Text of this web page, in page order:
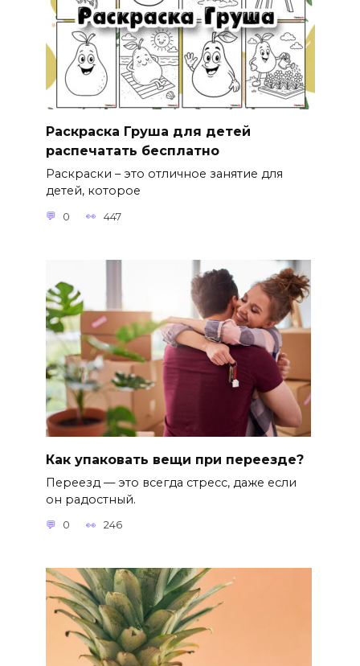
Раскраска Груша для детей
распечатать бесплатно
Раскраски – это отличное занятие для
детей, которое
0 447
Как упаковать вещи при переезде?
Переезд — это всегда стресс, даже если
он радостный.
0 246